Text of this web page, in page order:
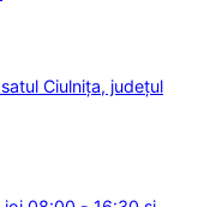
Ciulnița, județul